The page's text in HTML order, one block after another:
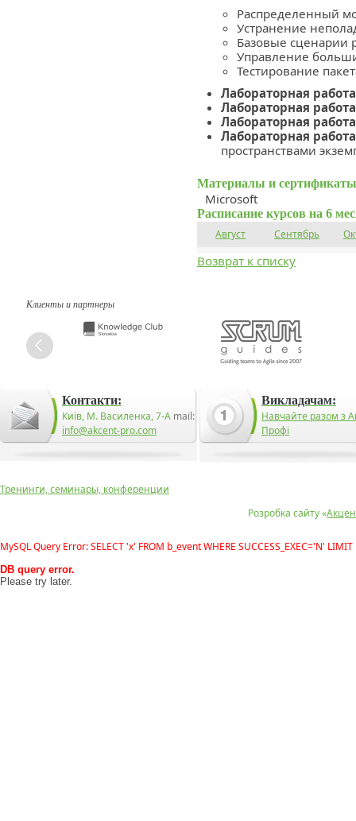
Распределенный
Устранение
Базовые сценарии
Управление
Тестирование
Лабораторная
Лабораторная
Лабораторная
Лабораторная
пространствами
Материалы и
Microsoft
Расписание курсов на 6
Август Сентябрь
Возврат к списку
Клиенты и партнеры
Контакти:
Київ, М. Василенка, 7-А mail:
info@akcent-pro.com
Викладачам:
Навчайте разом з
Профі
Розробка сайту «
Тренинги, семинары, конференции
MySQL Query Error: SELECT 'x' FROM b_event WHERE SUCCESS_EXEC='N' LIMIT
DB query error.
Please try later.